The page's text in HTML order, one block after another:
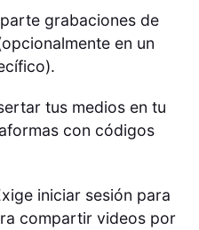
grabaciones de
en un
tus medios en tu
con códigos
iniciar sesión para
compartir videos por